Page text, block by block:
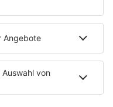
wenn's
es
Infos zu den